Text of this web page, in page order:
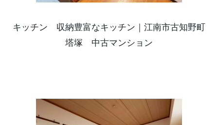
キッチン 収納豊富なキッチン｜江南市古知野町
塔塚 中古マンション